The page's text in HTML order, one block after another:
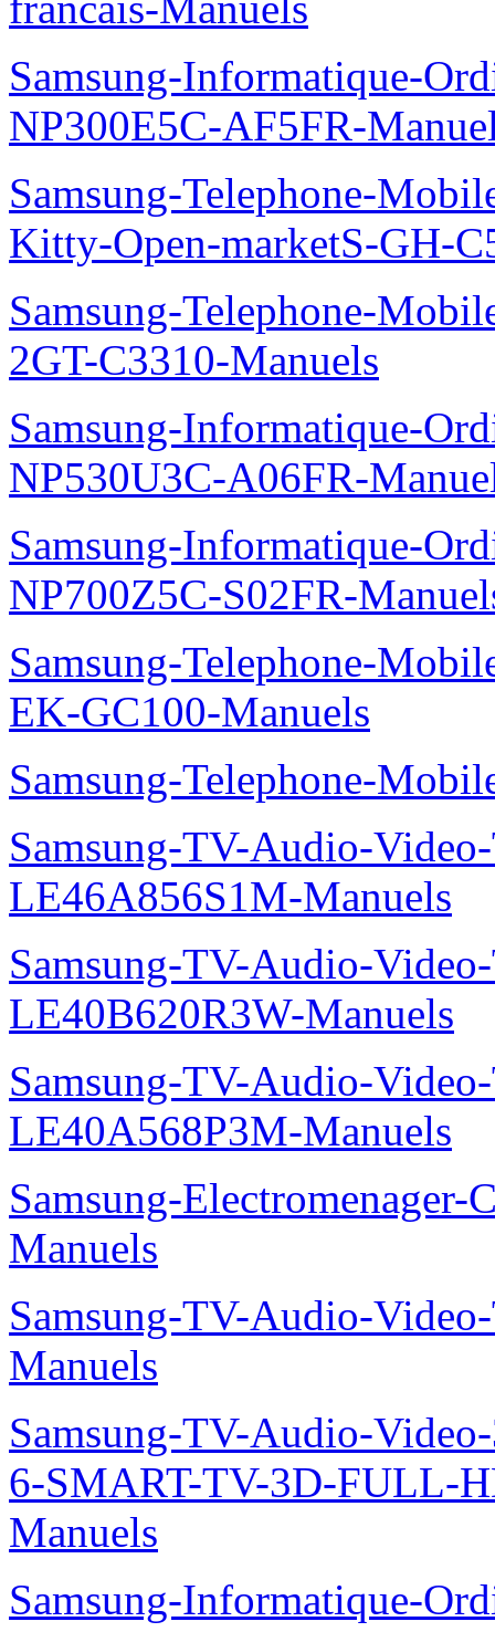
Samsung-Informatique-
NP300E5C-AF5FR-
Samsung-Telephone-
Kitty-Open-marketS-GH-
Samsung-Telephone-
2GT-C3310-Manuels
Samsung-Informatique-
NP530U3C-A06FR-
Samsung-Informatique-
NP700Z5C-S02FR-
Samsung-Telephone-
EK-GC100-Manuels
Samsung-Telephone-
Samsung-TV-Audio-
LE46A856S1M-Manuels
Samsung-TV-Audio-
LE40B620R3W-Manuels
Samsung-TV-Audio-
LE40A568P3M-Manuels
Samsung-
Manuels
Samsung-TV-Audio-
Manuels
Samsung-TV-Audio-
6-SMART-TV-3D-FULL-
Manuels
Samsung-Informatique-